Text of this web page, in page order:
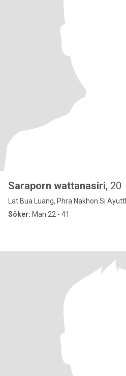
Saraporn wattanasiri, 20
Lat Bua Luang, Phra Nakhon Si
Söker: Man 22 - 41